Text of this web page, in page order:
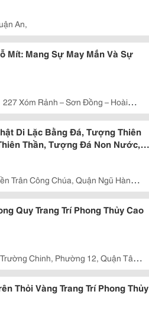
An,
Mít: Mang Sự May Mắn Và Sự
227 Xóm Rảnh – Sơn Đồng – Hoài
Di Lặc Bằng Đá, Tượng Thiên
Thần, Tượng Đá Non Nước,
Thần Tài Thổ Địa Bằng Đá.
Trân Công Chúa, Quận Ngũ Hành
Quy Trang Trí Phong Thủy Cao
Chinh, Phường 12, Quận Tân
Thỏi Vàng Trang Trí Phong Thủy